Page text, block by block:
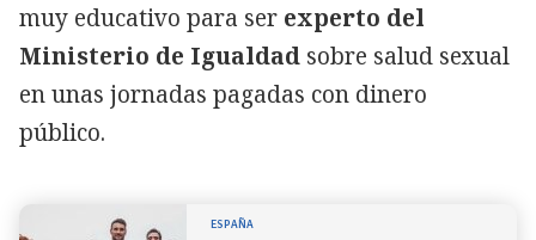
muy educativo para ser experto del
Ministerio de Igualdad sobre salud sexual
en unas jornadas pagadas con dinero
público.
ESPAÑA